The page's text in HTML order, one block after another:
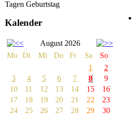
Tagen Geburtstag
Kalender
August 2026
Mo Di Mi Do Fr Sa
So
1
2
3
4 5 6 7 8
9
10
11 12 13 14 15
16
17
18 19 20 21 22
23
24
25 26 27 28 29 30